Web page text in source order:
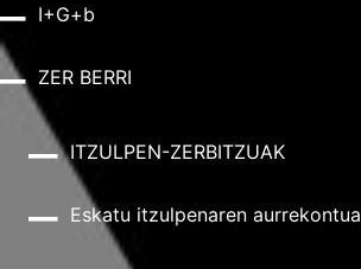
I+G+b
ZER BERRI
ITZULPEN-ZERBITZUAK
Eskatu itzulpenaren aurrekontua